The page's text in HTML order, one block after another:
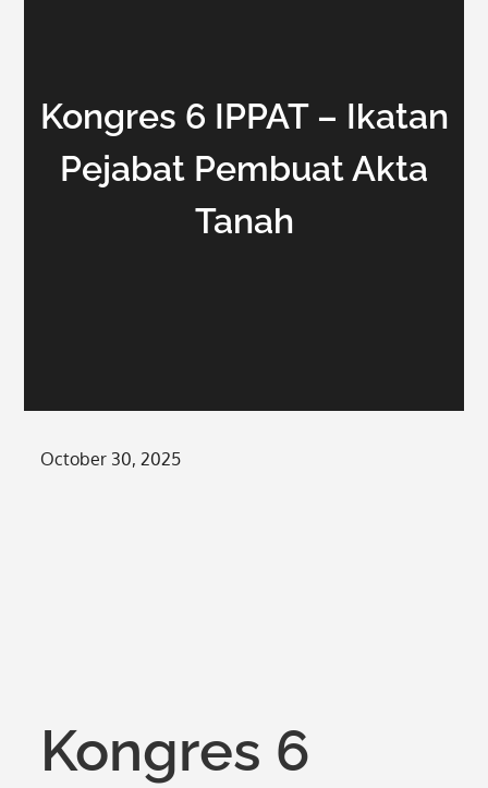
Kongres 6 IPPAT – Ikatan
Pejabat Pembuat Akta
Tanah
Posted
October 30, 2025
Kongres 6